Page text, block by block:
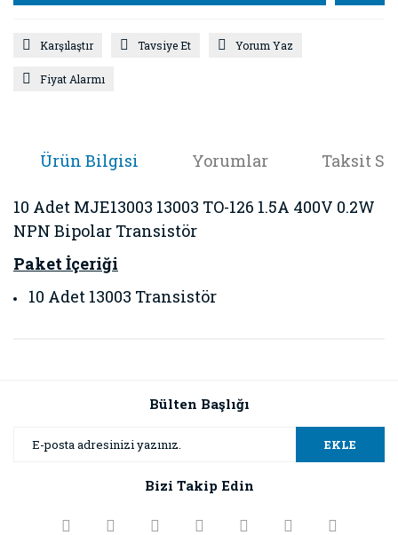
Karşılaştır Tavsiye Et Yorum Yaz
Fiyat Alarmı
Ürün Bilgisi Yorumlar Taksit
10 Adet MJE13003 13003 TO-126 1.5A 400V 0.2W
NPN Bipolar Transistör
Paket İçeriği
10 Adet 13003 Transistör
Görüş ve önerileriniz için teşekkür ederiz.
Ürün resmi kalitesiz, bozuk veya görüntülenemiyor.
Ürün bilgilerinde hatalar bulunuyor.
Bülten Başlığı
EKLE
Bizi Takip Edin